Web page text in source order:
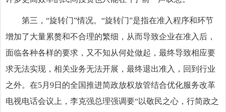
第三，“旋转门”情况。“旋转门”是指在准入程序和环节
增加了大量累赘和不合理的繁细，从而导致企业在准入后，
面临各种各样的要求，又不知从何处做起，最终导致相应要
求无法实现，相关业务无法开展，最终退出准入，回到行业
之外。在5月9日的全国推进简政放权放管结合优化服务改革
电视电话会议上，李克强总理强调要“以敬民之心，行简政之